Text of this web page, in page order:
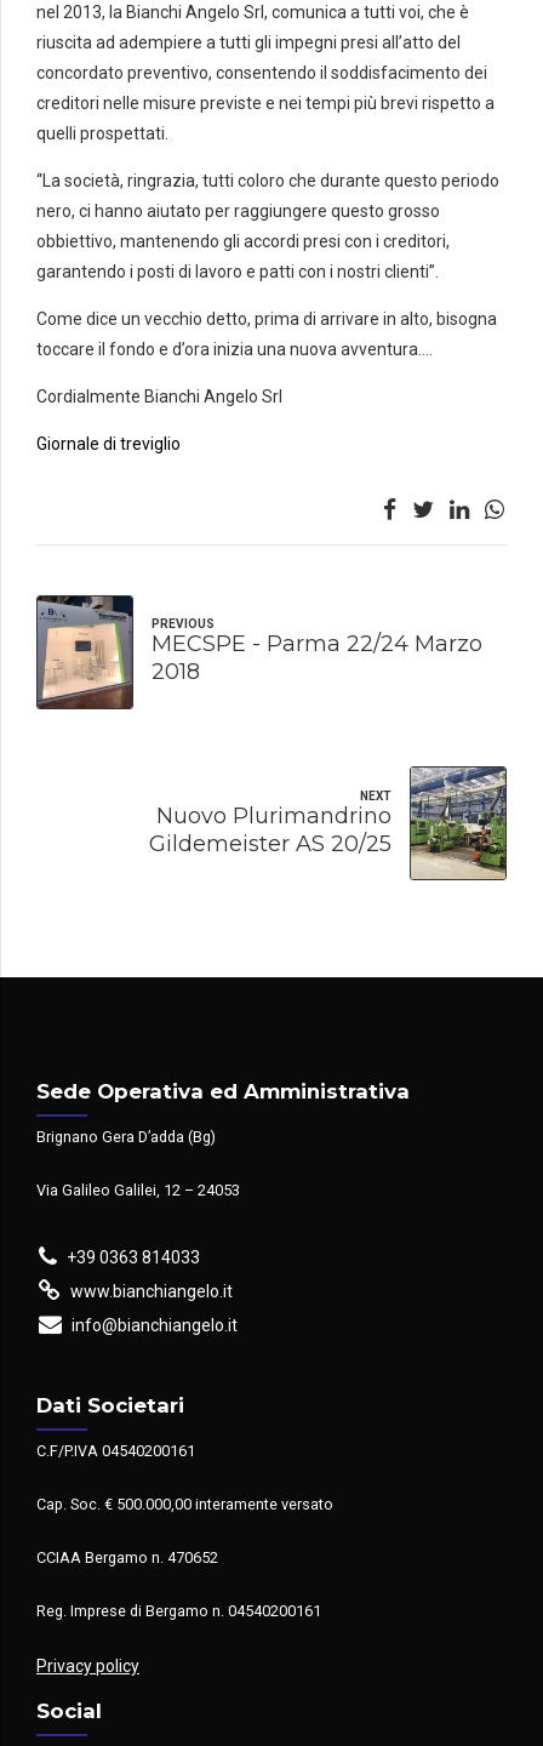
nel 2013, la Bianchi Angelo Srl, comunica a tutti voi, che è
riuscita ad adempiere a tutti gli impegni presi all’atto del
concordato preventivo, consentendo il soddisfacimento dei
creditori nelle misure previste e nei tempi più brevi rispetto a
quelli prospettati.
“La società, ringrazia, tutti coloro che durante questo periodo
nero, ci hanno aiutato per raggiungere questo grosso
obbiettivo, mantenendo gli accordi presi con i creditori,
garantendo i posti di lavoro e patti con i nostri clienti”.
Come dice un vecchio detto, prima di arrivare in alto, bisogna
toccare il fondo e d’ora inizia una nuova avventura….
Cordialmente Bianchi Angelo Srl
Giornale di treviglio
PREVIOUS
MECSPE - Parma 22/24 Marzo
2018
NEXT
Nuovo Plurimandrino
Gildemeister AS 20/25
Sede Operativa ed Amministrativa
Brignano Gera D’adda (Bg)
Via Galileo Galilei, 12 – 24053
+39 0363 814033
www.bianchiangelo.it
info@bianchiangelo.it
Dati Societari
C.F/P.IVA 04540200161
Cap. Soc. € 500.000,00 interamente versato
CCIAA Bergamo n. 470652
Reg. Imprese di Bergamo n. 04540200161
Privacy policy
Social